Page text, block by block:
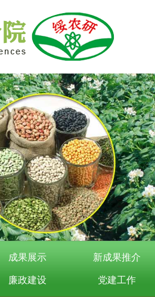
成果展示 新成果推介
廉政建设 党建工作